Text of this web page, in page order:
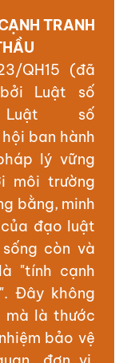
TRANH
QH15 (đã
Luật số
Luật số
ban hành
lý vững
môi trường
bằng, minh
đạo luật
còn và
"tính cạnh
Đây không
mà là thước
bảo vệ